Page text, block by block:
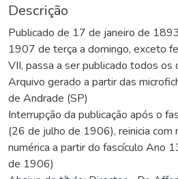
Descrição
Publicado de 17 de janeiro de
1907 de terça a domingo, exceto
VII, passa a ser publicado todos os
Arquivo gerado a partir das
de Andrade (SP)
Interrupção da publicação após o
(26 de julho de 1906), reinicia com
numérica a partir do fascículo Ano
de 1906)